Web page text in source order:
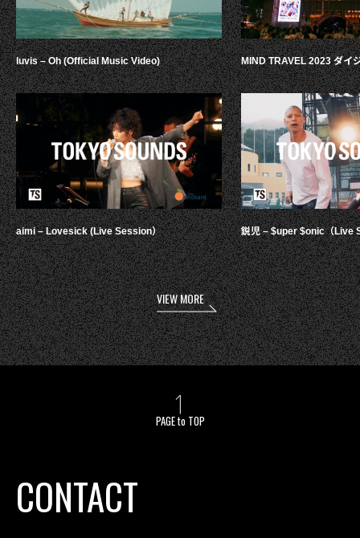
luvis – Oh (Official Music Video)
aimi – Lovesick (Live Session）
MIND TRAVEL 2023 ダイ
鋭児 – $uper $onic（Live
VIEW MORE
PAGE to TOP
CONTACT